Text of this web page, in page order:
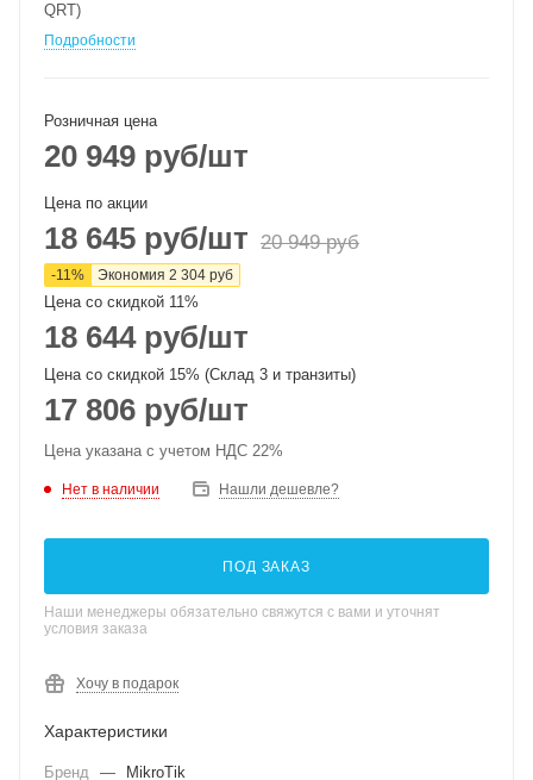
QRT)
Подробности
Розничная цена
20 949 руб/шт
Цена по акции
18 645 руб/шт 20 949руб
-11% Экономия 2 304 руб
Цена со скидкой 11%
18 644руб/шт
Цена со скидкой 15% (Склад 3 и транзиты)
17 806 руб/шт
Цена указана с учетом НДС 22%
Нет в наличии Нашли дешевле?
ПОД ЗАКАЗ
Наши менеджеры обязательно свяжутся с вами и уточнят
условия заказа
Хочу в подарок
Характеристики
Бренд —
MikroTik